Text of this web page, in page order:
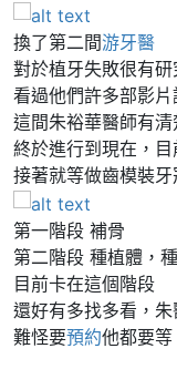
換了第二間游牙醫
對於植牙失敗很有研
看過他們許多部影
這間朱裕華醫師有
終於進行到現在，
接著就等做齒模裝牙
第一階段 補骨
第二階段 種植體，
目前卡在這個階段
還好有多找多看，
難怪要預約他都要等